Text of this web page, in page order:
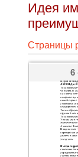
Идея
Страницы
6